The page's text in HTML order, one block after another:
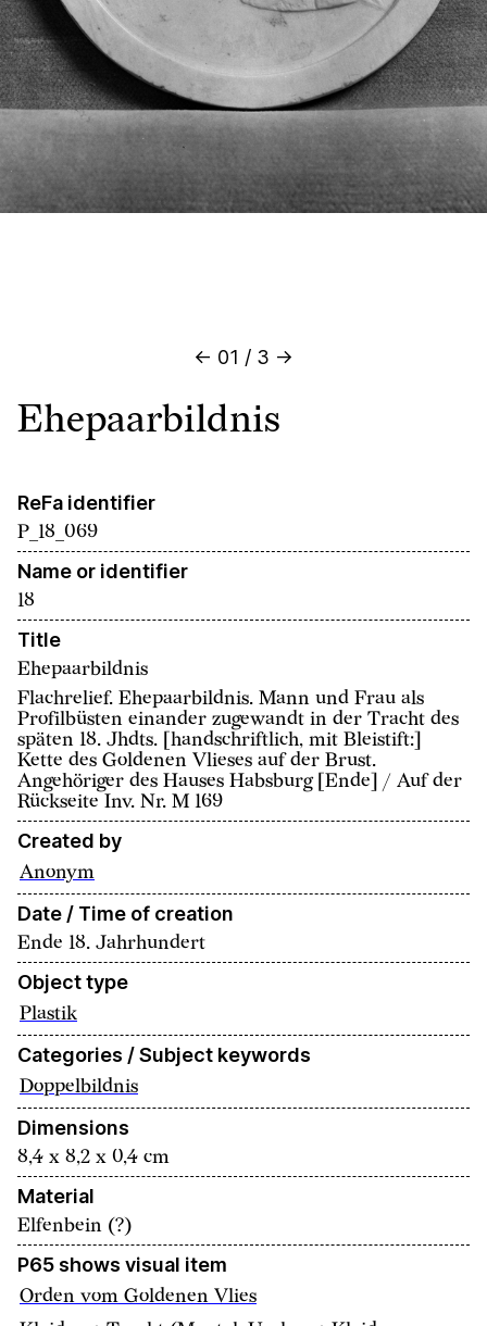
Ehepaarbildnis
ReFa identifier
P_18_069
Name or identifier
18
Title
Ehepaarbildnis
Flachrelief. Ehepaarbildnis. Mann und Frau als
Profilbüsten einander zugewandt in der Tracht des
späten 18. Jhdts. [handschriftlich, mit Bleistift:]
Kette des Goldenen Vlieses auf der Brust.
Angehöriger des Hauses Habsburg [Ende] / Auf der
Rückseite Inv. Nr. M 169
Created by
Anonym
Date / Time of creation
Ende 18. Jahrhundert
Object type
Plastik
Categories / Subject keywords
Doppelbildnis
Dimensions
8,4 x 8,2 x 0,4 cm
Material
Elfenbein (?)
P65 shows visual item
Orden vom Goldenen Vlies
← 01 / 3 →